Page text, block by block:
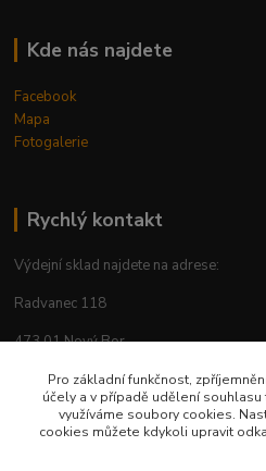
Kde nás najdete
Facebook
Mapa
Fotogalerie
Rychlý kontakt
Výdejní sklad najdete na adrese:
Radvanec 118
473 01 Nový Bor
tel: +420 605 283 713
Pro základní funkčnost,
účely a v případě udělení
využíváme soubory cookies.
cookies můžete kdykoli upravit